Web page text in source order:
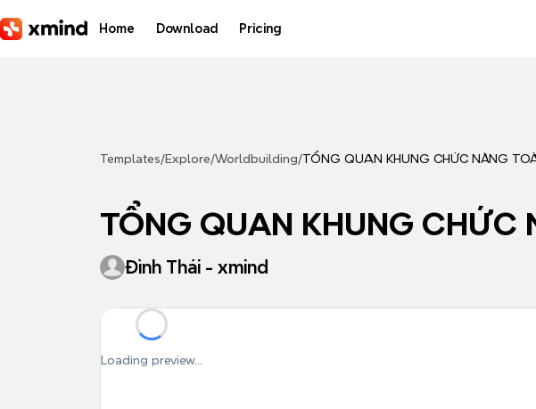
Home Download Pricing
Templates/Explore/Worldbuilding/TỔNG QUAN KHUNG CHỨC NĂNG
TỔNG QUAN KHUNG CHỨC
Đình Thái - xmind
Loading preview...